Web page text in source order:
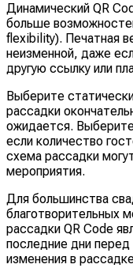
Динамический QR
больше
flexibility). Печатная
неизменной, даже
другую ссылку или
Выберите
рассадки
ожидается.
если количество
схема рассадки
мероприятия.
Для большинства
благотворительных
рассадки QR Code
последние дни
изменения в